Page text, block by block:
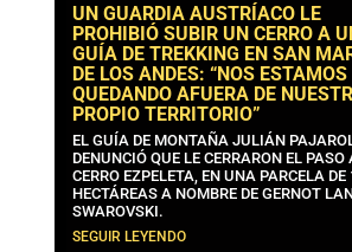
UN GUARDIA AUSTRÍACO LE
PROHIBIÓ SUBIR UN CERRO A
GUÍA DE TREKKING EN SAN
DE LOS ANDES: “NOS ESTAMOS
QUEDANDO AFUERA DE
PROPIO TERRITORIO”
EL GUÍA DE MONTAÑA JULIÁN
DENUNCIÓ QUE LE CERRARON EL PASO
CERRO EZPELETA, EN UNA PARCELA
HECTÁREAS A NOMBRE DE GERNOT
SWAROVSKI.
SEGUIR LEYENDO